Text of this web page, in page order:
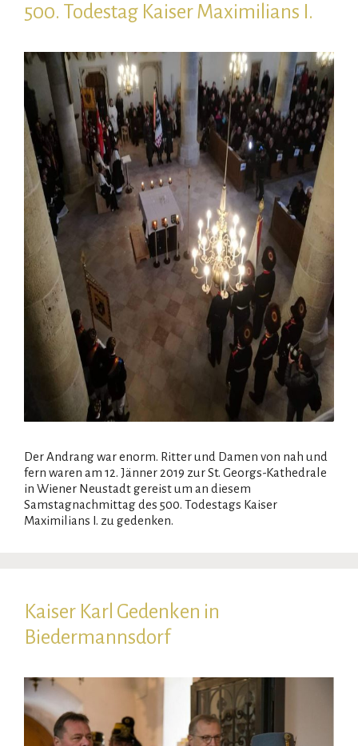
500. Todestag Kaiser Maximilians I.
Der Andrang war enorm. Ritter und Damen von nah und
fern waren am 12. Jänner 2019 zur St. Georgs-Kathedrale
in Wiener Neustadt gereist um an diesem
Samstagnachmittag des 500. Todestags Kaiser
Maximilians I. zu gedenken.
Kaiser Karl Gedenken in
Biedermannsdorf